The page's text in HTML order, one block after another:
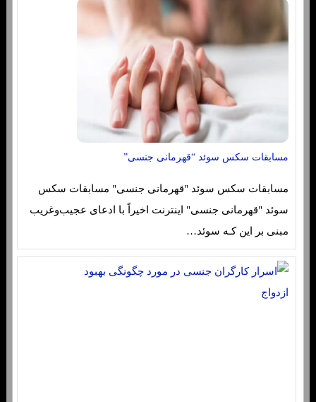
مسابقات سکس سوئد “قهرمانی جنسی”
مسابقات سکس سوئد "قهرمانی جنسی" مسابقات سکس
سوئد "قهرمانی جنسی" اینترنت اخیراً با ادعای عجیب‌وغریب
مبنی بر این کـه سوئد…